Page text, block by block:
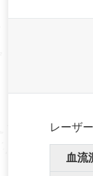
レーザ
血流